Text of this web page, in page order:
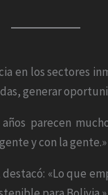
en los sectores
generar
parecen
y con la gente.»
destacó: «Lo que